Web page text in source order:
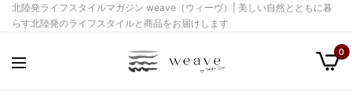
北陸発ライフスタイルマガジン weave（ウィーヴ）| 美しい自然とともに暮
らす北陸発のライフスタイルと商品をお届けします
0